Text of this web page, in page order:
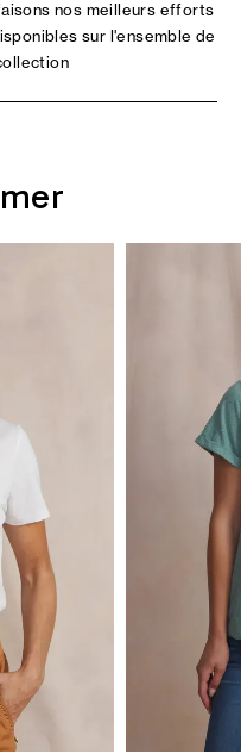
nos meilleurs efforts
sur l'ensemble de